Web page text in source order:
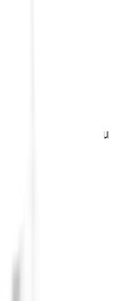
น
น
C-088 สีเงิน